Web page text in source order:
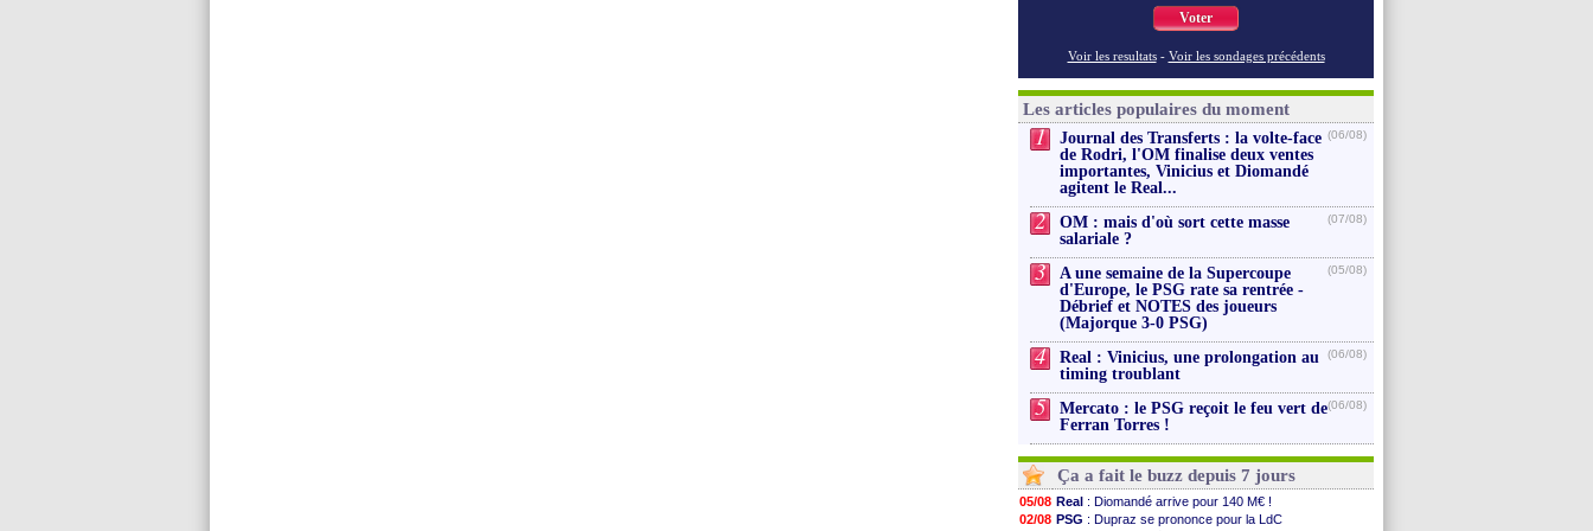
Voter
Voir les resultats - Voir les sondages précédents
Les articles populaires du moment
1
Journal des Transferts : la volte-face
de Rodri, l'OM finalise deux ventes
importantes, Vinicius et Diomandé
agitent le Real...
(06/08)
2
OM : mais d'où sort cette masse
salariale ?
(07/08)
3
A une semaine de la Supercoupe
d'Europe, le PSG rate sa rentrée -
Débrief et NOTES des joueurs
(Majorque 3-0 PSG)
(05/08)
4
Real : Vinicius, une prolongation au
timing troublant
(06/08)
5
Mercato : le PSG reçoit le feu vert de
Ferran Torres !
(06/08)
Ça a fait le buzz depuis 7 jours
05/08 Real : Diomandé arrive pour 140 M€ !
02/08 PSG : Dupraz se prononce pour la LdC